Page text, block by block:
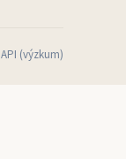
API (výzkum)